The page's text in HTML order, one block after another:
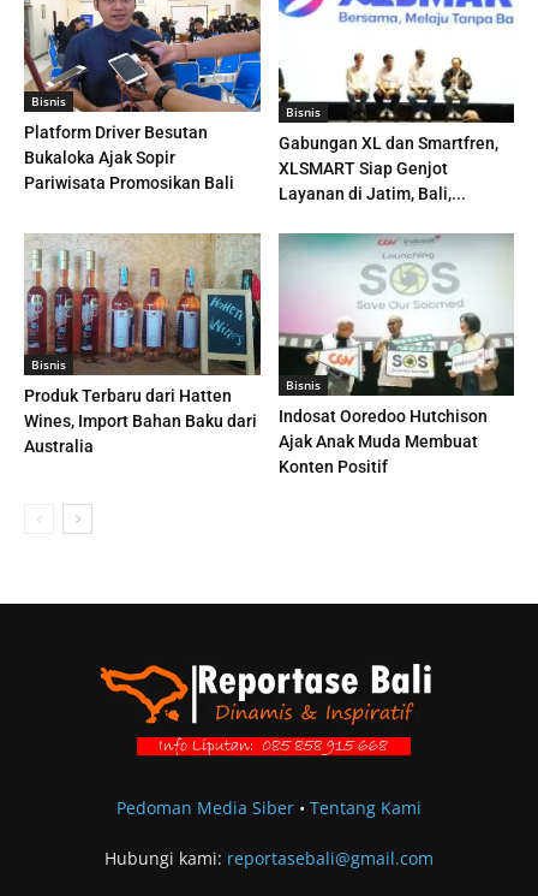
Bisnis
Platform Driver Besutan
Bukaloka Ajak Sopir
Pariwisata Promosikan Bali
Bisnis
Gabungan XL dan Smartfren,
XLSMART Siap Genjot
Layanan di Jatim, Bali,...
Bisnis
Produk Terbaru dari Hatten
Wines, Import Bahan Baku dari
Australia
Bisnis
Indosat Ooredoo Hutchison
Ajak Anak Muda Membuat
Konten Positif
Pedoman Media Siber• Tentang Kami
Hubungi kami: reportasebali@gmail.com